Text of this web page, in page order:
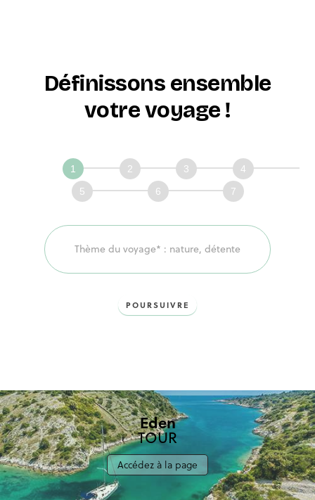
Définissons ensemble
votre voyage !
Définissons
ensemble
votre
POURSUIVRE
Eden
TOUR
Accédez à la page